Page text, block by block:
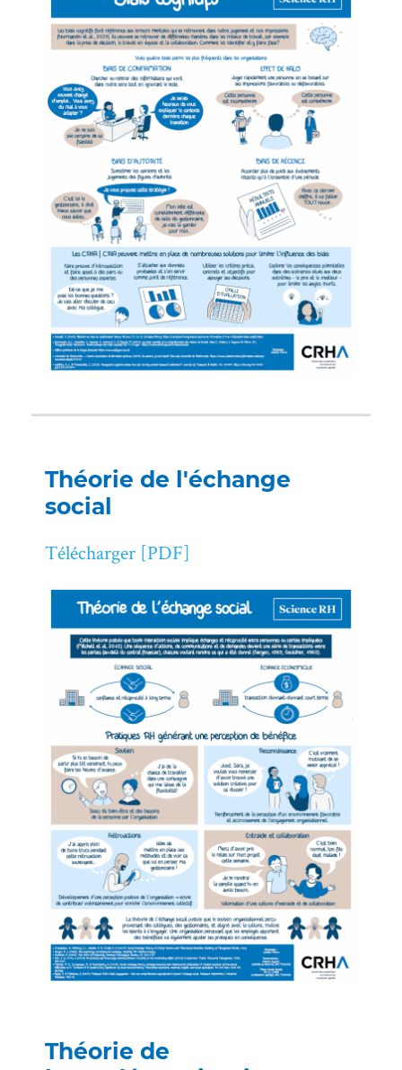
Théorie de l'échange
social
Télécharger [PDF]
Théorie de